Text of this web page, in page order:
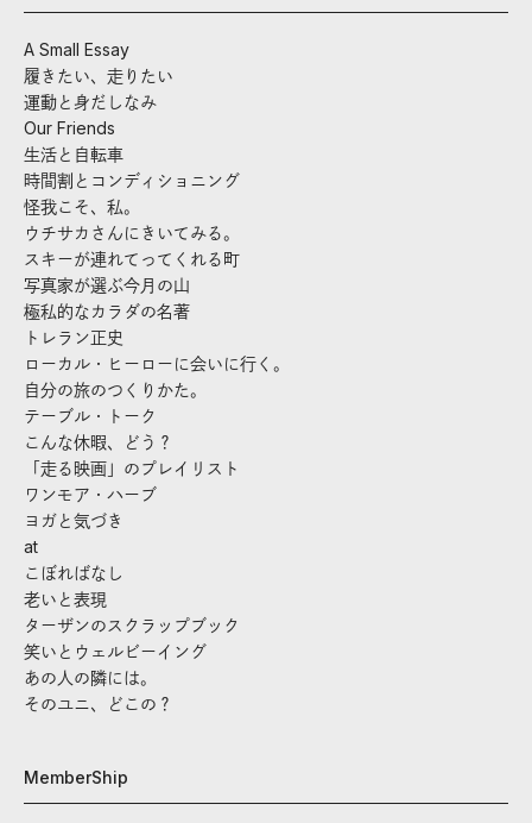
A Small Essay
履きたい、走りたい
運動と身だしなみ
Our Friends
生活と自転車
時間割とコンディショニング
怪我こそ、私。
ウチサカさんにきいてみる。
スキーが連れてってくれる町
写真家が選ぶ今月の山
極私的なカラダの名著
トレラン正史
ローカル・ヒーローに会いに行く。
自分の旅のつくりかた。
テーブル・トーク
こんな休暇、どう？
「走る映画」のプレイリスト
ワンモア・ハーブ
ヨガと気づき
at
こぼればなし
老いと表現
ターザンのスクラップブック
笑いとウェルビーイング
あの人の隣には。
そのユニ、どこの？
MemberShip